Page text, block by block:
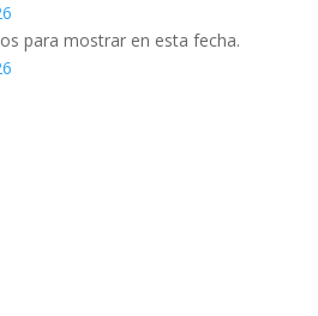
para mostrar en esta fecha.